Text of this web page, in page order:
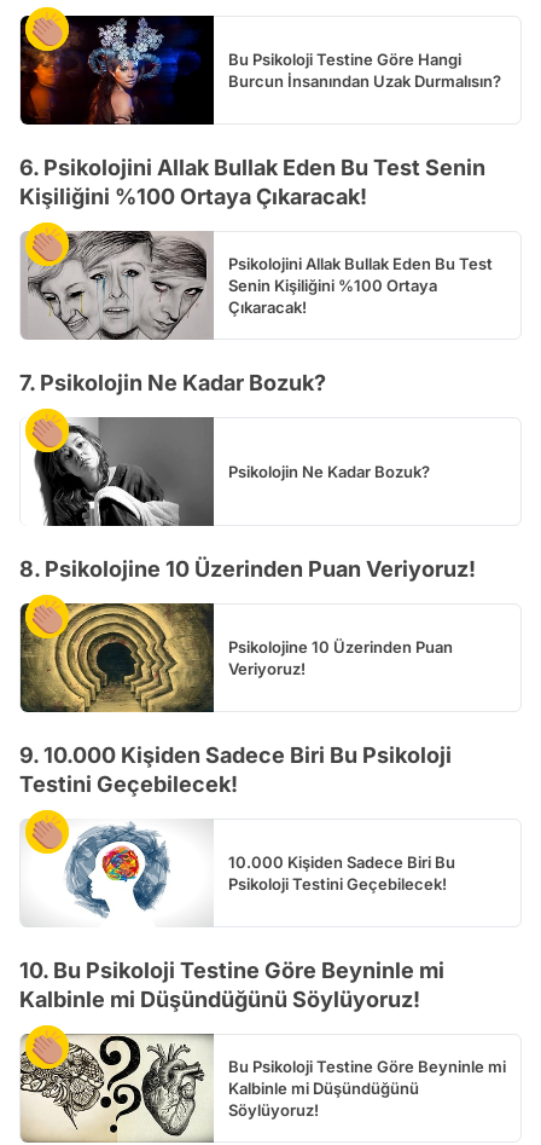
Bu Psikoloji Testine Göre Hangi
Burcun İnsanından Uzak Durmalısın?
6. Psikolojini Allak Bullak Eden Bu Test Senin
Kişiliğini %100 Ortaya Çıkaracak!
Psikolojini Allak Bullak Eden Bu Test
Senin Kişiliğini %100 Ortaya
Çıkaracak!
7. Psikolojin Ne Kadar Bozuk?
Psikolojin Ne Kadar Bozuk?
8. Psikolojine 10 Üzerinden Puan Veriyoruz!
Psikolojine 10 Üzerinden Puan
Veriyoruz!
9. 10.000 Kişiden Sadece Biri Bu Psikoloji
Testini Geçebilecek!
10.000 Kişiden Sadece Biri Bu
Psikoloji Testini Geçebilecek!
10. Bu Psikoloji Testine Göre Beyninle mi
Kalbinle mi Düşündüğünü Söylüyoruz!
Bu Psikoloji Testine Göre Beyninle mi
Kalbinle mi Düşündüğünü
Söylüyoruz!